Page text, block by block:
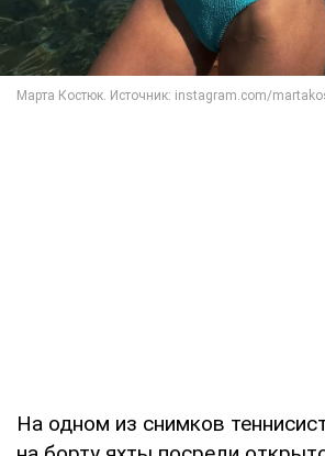
На одном из снимков